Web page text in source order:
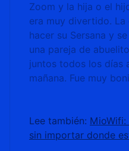
Zoom y la hija o el
era muy divertido. La
hacer su Sersana y
una pareja de
juntos todos los días
mañana. Fue muy
Lee también:
sin importar donde